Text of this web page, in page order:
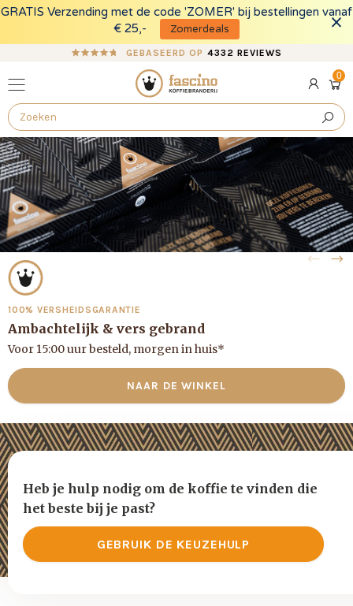
GRATIS Verzending met de code 'ZOMER' bij bestellingen vanaf
€ 25,-
Zomerdeals
GEBASEERD OP 4332 REVIEWS
Koffiebranderij Fascino
Log
in
cart
00
100% VERSHEIDSGARANTIE
Ambachtelijk & vers gebrand
Voor 15:00 uur besteld, morgen in huis*
NAAR DE WINKEL
Heb je hulp nodig om de koffie te vinden die
het beste bij je past?
GEBRUIK DE KEUZEHULP